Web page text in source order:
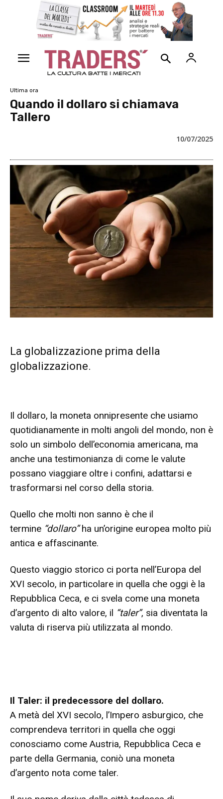
Ultima ora
Quando il dollaro si chiamava
Tallero
10/07/2025
La globalizzazione prima della
globalizzazione.
Il dollaro, la moneta onnipresente che usiamo
quotidianamente in molti angoli del mondo, non è
solo un simbolo dell’economia americana, ma
anche una testimonianza di come le valute
possano viaggiare oltre i confini, adattarsi e
trasformarsi nel corso della storia.
Quello che molti non sanno è che il
termine “dollaro”ha un’origine europea molto più
antica e affascinante.
Questo viaggio storico ci porta nell’Europa del
XVI secolo, in particolare in quella che oggi è la
Repubblica Ceca, e ci svela come una moneta
d’argento di alto valore, il “taler”, sia diventata la
valuta di riserva più utilizzata al mondo.
Il Taler: il predecessore del dollaro.
A metà del XVI secolo, l’Impero asburgico, che
comprendeva territori in quella che oggi
conosciamo come Austria, Repubblica Ceca e
parte della Germania, coniò una moneta
d’argento nota come taler.